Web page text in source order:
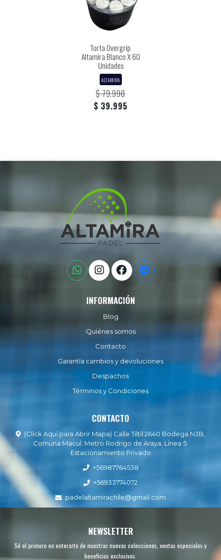
Torta Overgrip
Altamira Blanco X 60
Unidades
ALTAMIRA
$ 79.990
$ 39.995
INFORMACIÓN
Blog
Quiénes somos
Contacto
Garantía cambios y devoluciones
Despachos
Términos y Condiciones
CONTACTO
(Click Aquí para Abrir Mapa) Calle Tiltil 2640 Bodega N3B,
Comuna Macul. Metro Rodrigo de Araya, Línea 5.
Estacionamiento Privado
+56987764538
+56933774072
padelaltamirachile@gmail.com
NEWSLETTER
Sé el primero en enterarte de nuestras nuevas colecciones, ventas especiales y
beneficios exclusivos.